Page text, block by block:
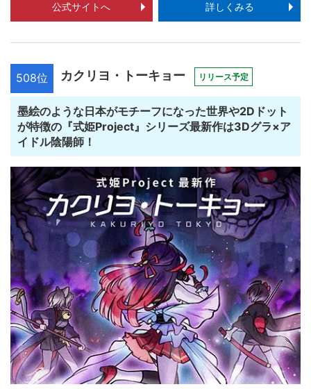
公式サイトへ 詳しくみる
508位 カクリヨ・トーキョー リリース予定
墨絵のような日本がモチーフになった世界や2Dドット
が特徴の『式姫Project』シリーズ最新作は3Dグラ×ア
イドル陰陽師！